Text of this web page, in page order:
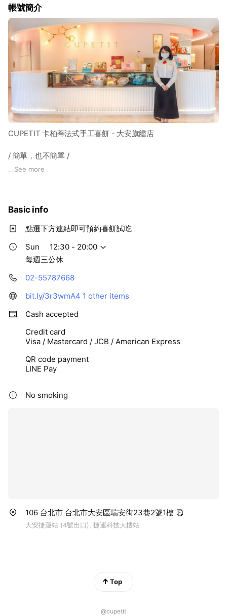
帳號簡介
CUPETIT 卡柏蒂法式手工喜餅 - 大安旗艦店
/ 簡單，也不簡單 /
位於交通便捷台北大安站的精品手工喜餅店。寬敞明亮的店面，
/ 喜餅鑑賞方案 /
• 試吃費用為 $250，於官網訂購成功後訂單成立。
• 建議攜伴和邀請長輩同來，體驗人數不影響費用。
• 為響應環保，CUPETIT 線上交易僅提供電子發票。
• 如想進一步了解更多，歡迎撥打諮詢專線：
/ 營業資訊 /
聯絡電話： 02-5578-7668
營業時間：12:30 - 20:00 (每週三公休)
...See more
Basic info
點選下方連結即可預約喜餅試吃
Sun
12:30 - 20:00
每週三公休
02-55787668
bit.ly/3r3wmA4 1 other items
Cash accepted
Credit card
Visa / Mastercard / JCB / American Express
QR code payment
LINE Pay
No smoking
106 台北市 台北市大安區瑞安街23巷2號1樓
大安捷運站 (4號出口), 捷運科技大樓站
Top
@cupetit